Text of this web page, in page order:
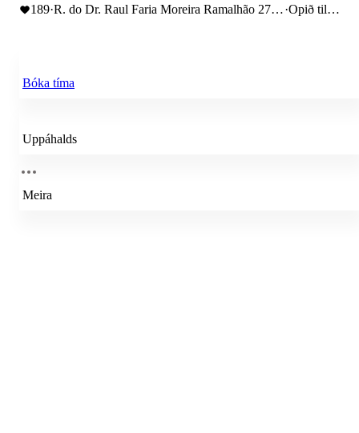
189·R. do Dr. Raul Faria Moreira Ramalhão 27,
·Opið til
Bóka tíma
Uppáhalds
Meira